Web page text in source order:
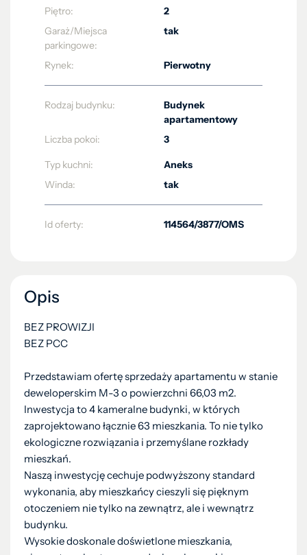
Piętro:
2
Garaż/Miejsca
parkingowe:
tak
Rynek: Pierwotny
Rodzaj budynku:
Budynek
apartamentowy
Liczba pokoi:
3
Typ kuchni:
Aneks
Winda:
tak
Id oferty: 114564/3877/OMS
Opis
BEZ PROWIZJI
BEZ PCC
Przedstawiam ofertę sprzedaży apartamentu w stanie
deweloperskim M-3 o powierzchni 66,03 m2.
Inwestycja to 4 kameralne budynki, w których
zaprojektowano łącznie 63 mieszkania. To nie tylko
ekologiczne rozwiązania i przemyślane rozkłady
mieszkań.
Naszą inwestycję cechuje podwyższony standard
wykonania, aby mieszkańcy cieszyli się pięknym
otoczeniem nie tylko na zewnątrz, ale i wewnątrz
budynku.
Wysokie doskonale doświetlone mieszkania,